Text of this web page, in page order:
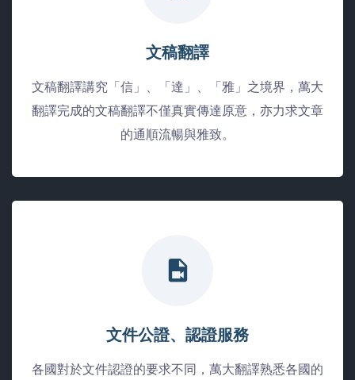
文稿翻譯
文稿翻譯講究「信」、「達」、「雅」之境界，萬大
翻譯完成的文稿翻譯不僅真實傳達原意，亦力求文章
的通順流暢與雅致。
文件公證、認證服務
各國對於文件認證的要求不同，萬大翻譯熟悉各國的